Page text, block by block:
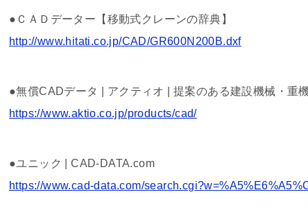
●ＣＡＤデーター【移動式クレーンの辞典】
http://www.hitati.co.jp/CAD/GR600N200B.dxf
●無償CADデータ | アクティオ | 提案のある建設機械・重
https://www.aktio.co.jp/products/cad/
●ユニック | CAD-DATA.com
https://www.cad-data.com/